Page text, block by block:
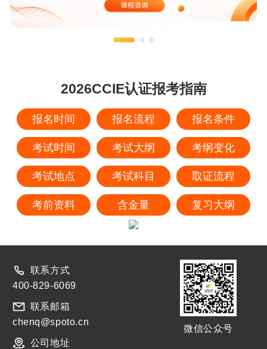
2026CCIE认证报考指南
报名时间 报名流程 报名条件
考试时间 考试大纲 考纲变化
考试地点 考试科目 取证流程
考前资料 含金量 复习大纲
联系方式
400-829-6069
联系邮箱
chenq@spoto.cn
公司地址
微信公众号